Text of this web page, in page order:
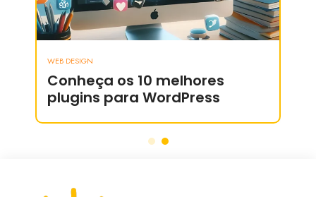
WEB DESIGN
Conheça os 10 melhores
plugins para WordPress